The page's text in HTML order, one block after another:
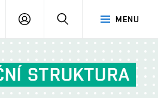
MENU
PŘIHLÁSIT
STRUKTURA